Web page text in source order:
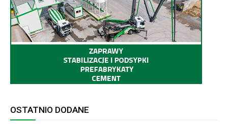
OSTATNIO DODANE